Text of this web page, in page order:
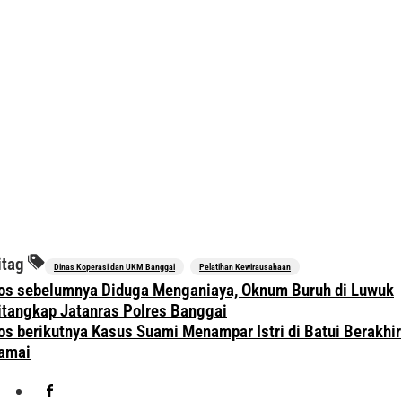
Dinas Koperasi dan UKM Banggai Pelatihan Kewirausahaan
sebelumnya Diduga Menganiaya, Oknum Buruh di Luwuk
Jatanras Polres Banggai
berikutnya Kasus Suami Menampar Istri di Batui Berakhir